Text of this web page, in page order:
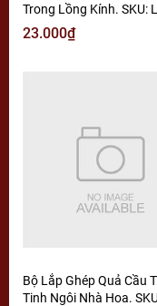
Trong Lồng Kính. SKU:
K371 (VAT 001-06-15) -
S1
23.000₫
Bộ Lắp Ghép Quả Cầu
Tinh Ngôi Nhà Hoa.